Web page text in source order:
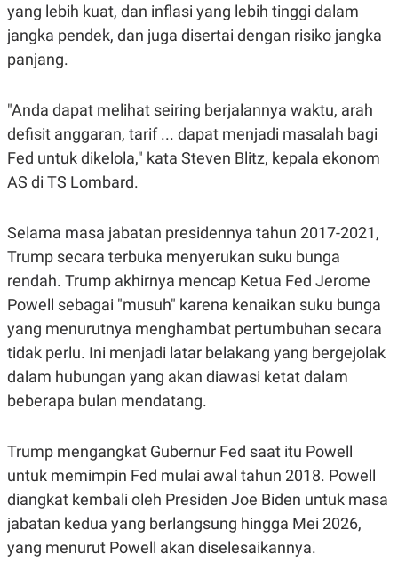
yang lebih kuat, dan inflasi yang lebih tinggi dalam
jangka pendek, dan juga disertai dengan risiko jangka
panjang.
"Anda dapat melihat seiring berjalannya waktu, arah
defisit anggaran, tarif ... dapat menjadi masalah bagi
Fed untuk dikelola," kata Steven Blitz, kepala ekonom
AS di TS Lombard.
Selama masa jabatan presidennya tahun 2017-2021,
Trump secara terbuka menyerukan suku bunga
rendah. Trump akhirnya mencap Ketua Fed Jerome
Powell sebagai "musuh" karena kenaikan suku bunga
yang menurutnya menghambat pertumbuhan secara
tidak perlu. Ini menjadi latar belakang yang bergejolak
dalam hubungan yang akan diawasi ketat dalam
beberapa bulan mendatang.
Trump mengangkat Gubernur Fed saat itu Powell
untuk memimpin Fed mulai awal tahun 2018. Powell
diangkat kembali oleh Presiden Joe Biden untuk masa
jabatan kedua yang berlangsung hingga Mei 2026,
yang menurut Powell akan diselesaikannya.